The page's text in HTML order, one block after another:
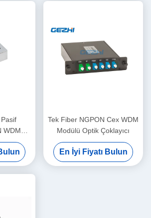
WDM
Tek Fiber NGPON Cex WDM
Modülü Optik Çoklayıcı
En İyi Fiyatı Bulun